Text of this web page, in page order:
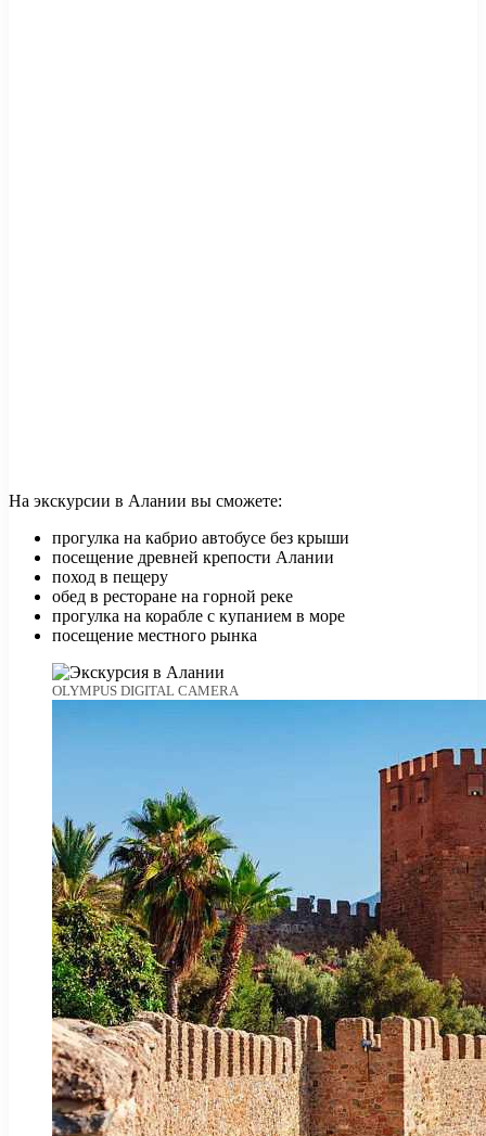
На экскурсии в Алании вы сможете:
прогулка на кабрио автобусе без крыши
посещение древней крепости Алании
поход в пещеру
обед в ресторане на горной реке
прогулка на корабле с купанием в море
посещение местного рынка
OLYMPUS DIGITAL CAMERA